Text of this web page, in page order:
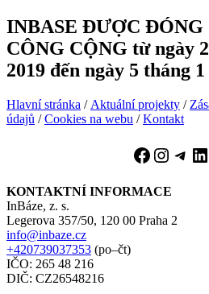
INBASE ĐƯỢC ĐÓNG
CÔNG CỘNG từ ngày
2019 đến ngày 5 tháng
Hlavní stránka / Aktuální projekty /
údajů /Cookies na webu /Kontakt
Facebook
KONTAKTNÍ INFORMACE
InBáze, z. s.
Legerova 357/50, 120 00 Praha 2
info@inbaze.cz
+420739037353 (po–čt)
IČO: 265 48 216
DIČ: CZ26548216